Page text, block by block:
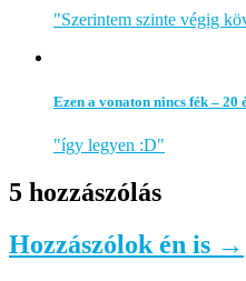
"Szerintem szinte végig
Ezen a vonaton nincs fék – 20
"így legyen :D"
5 hozzászólás
Hozzászólok én is →